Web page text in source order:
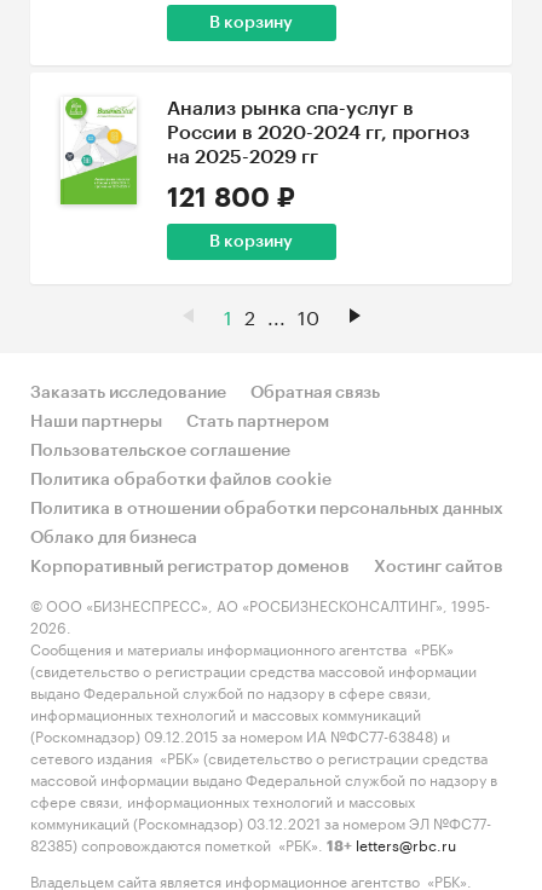
В корзину
Анализ рынка спа-услуг в
России в 2020-2024 гг, прогноз
на 2025-2029 гг
121 800 ₽
В корзину
1 2 ... 10
Заказать исследование
Обратная связь
Наши партнеры
Стать партнером
Пользовательское соглашение
Политика обработки файлов cookie
Политика в отношении обработки персональных данных
Облако для бизнеса
Корпоративный регистратор доменов
Хостинг сайтов
© ООО «БИЗНЕСПРЕСС», АО «РОСБИЗНЕСКОНСАЛТИНГ», 1995-
2026.
Сообщения и материалы информационного агентства «РБК»
(свидетельство о регистрации средства массовой информации
выдано Федеральной службой по надзору в сфере связи,
информационных технологий и массовых коммуникаций
(Роскомнадзор) 09.12.2015 за номером ИА №ФС77-63848) и
сетевого издания «РБК» (свидетельство о регистрации средства
массовой информации выдано Федеральной службой по надзору в
сфере связи, информационных технологий и массовых
коммуникаций (Роскомнадзор) 03.12.2021 за номером ЭЛ №ФС77-
82385) сопровождаются пометкой «РБК».
18+ letters@rbc.ru
Владельцем сайта является информационное агентство «РБК».